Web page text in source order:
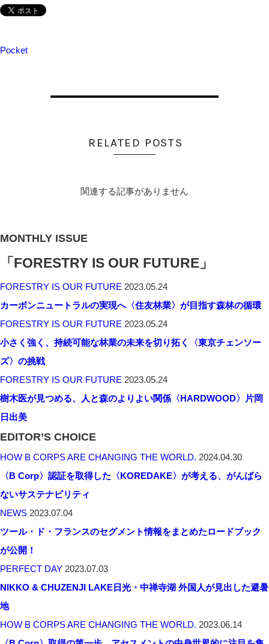
Pocket
RELATED POSTS
関連する記事がありません
MONTHLY ISSUE
「 FORESTRY IS OUR FUTURE 」
FORESTRY IS OUR FUTURE 2023.05.24
カーボンニュートラルの実現へ〈住友林業〉が目指す森林の循環
FORESTRY IS OUR FUTURE 2023.05.24
小さく強く、持続可能な林業の未来を切り拓く〈東京チェンソー
ズ〉の挑戦
FORESTRY IS OUR FUTURE 2023.05.24
樹木医が見つめる、人と森のよりよい関係〈HARDWOOD〉片岡
日出美
EDITOR’S CHOICE
HOW B CORPS ARE CHANGING THE WORLD. 2024.04.30
〈B Corp〉認証を取得した〈KOREDAKE〉が考える、がんばら
ないサステナビリティ
NEWS 2023.07.04
ツール・ド・フランスのセグメント情報をまとめたロードブック
が公開！
PERFECT DAY 2023.07.03
NIKKO & CHUZENJI LAKE日光・中禅寺湖 外国人が見出した避暑
地
HOW B CORPS ARE CHANGING THE WORLD. 2023.06.14